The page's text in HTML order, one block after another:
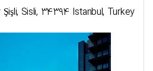
Sisli, 34394 Istanbul, Turkey